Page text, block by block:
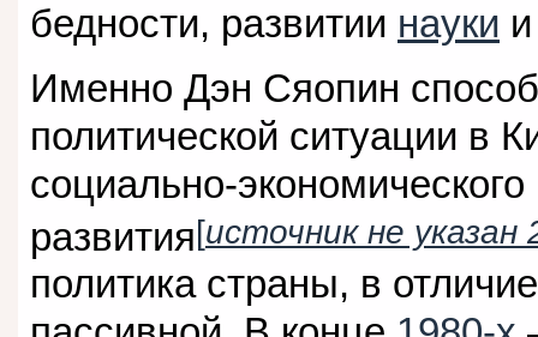
бедности, развитии науки
Именно Дэн Сяопин
политической ситуации в
социально-экономического
развития[источник не указан
политика страны, в